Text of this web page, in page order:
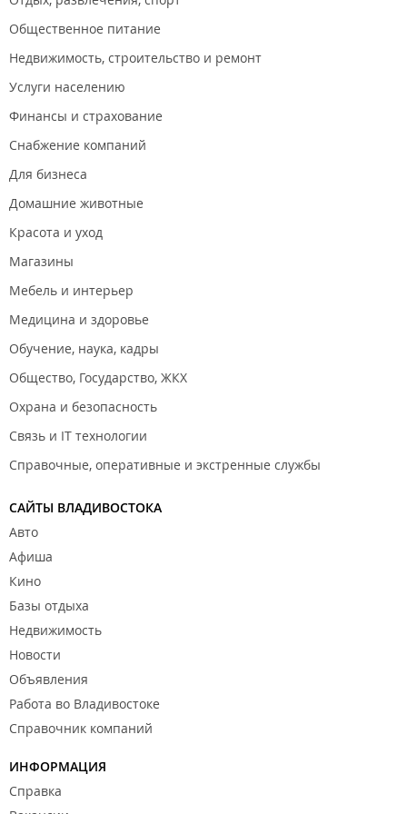
Стадион;
Поликлиники и больницы: № 9, детская поликлиника
Магазин "Минимаркет", "Мой МАРТ"; ТЦ "Снеговая
"Твоя Аптека.РФ";
Автобусная остановка: Гвардейская (маршрут 98ц, 95,
98).
Расположение ЖК "Восточный ЛУЧ".
Микрорайон Снеговая Падь. Развитая дорожная сеть.
Дорога к автомобильной развязке "Седанка-Патрокл".
Новости:
Снеговую Падь «накроют» комплексным развитием для
Общественное питание
Недвижимость, строительство и ремонт
Услуги населению
Финансы и страхование
Снабжение компаний
Для бизнеса
Домашние животные
Красота и уход
Магазины
Мебель и интерьер
Медицина и здоровье
Обучение, наука, кадры
Общество, Государство, ЖКХ
Охрана и безопасность
Связь и IT технологии
Справочные, оперативные и экстренные службы
САЙТЫ ВЛАДИВОСТОКА
Авто
Афиша
Кино
Базы отдыха
Недвижимость
Новости
Объявления
Работа во Владивостоке
Справочник компаний
ИНФОРМАЦИЯ
Справка